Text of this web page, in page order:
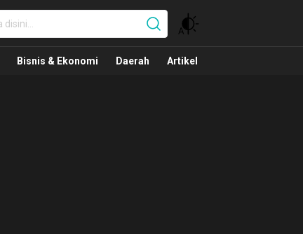
Bisnis & Ekonomi Daerah Artikel